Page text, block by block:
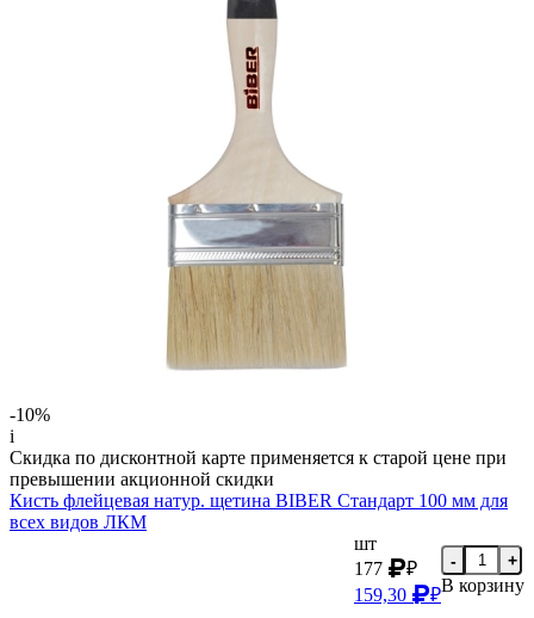
-10%
i
Скидка по дисконтной карте применяется к старой цене при
превышении акционной скидки
Кисть флейцевая натур. щетина BIBER Стандарт 100 мм для
всех видов ЛКМ
шт
177
₽
159,30
₽
- +
В корзину